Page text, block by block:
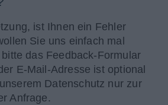
ist Ihnen ein Fehler
Sie uns einfach mal
das Feedback-Formular
E-Mail-Adresse ist optional
Datenschutz nur zur
Anfrage.